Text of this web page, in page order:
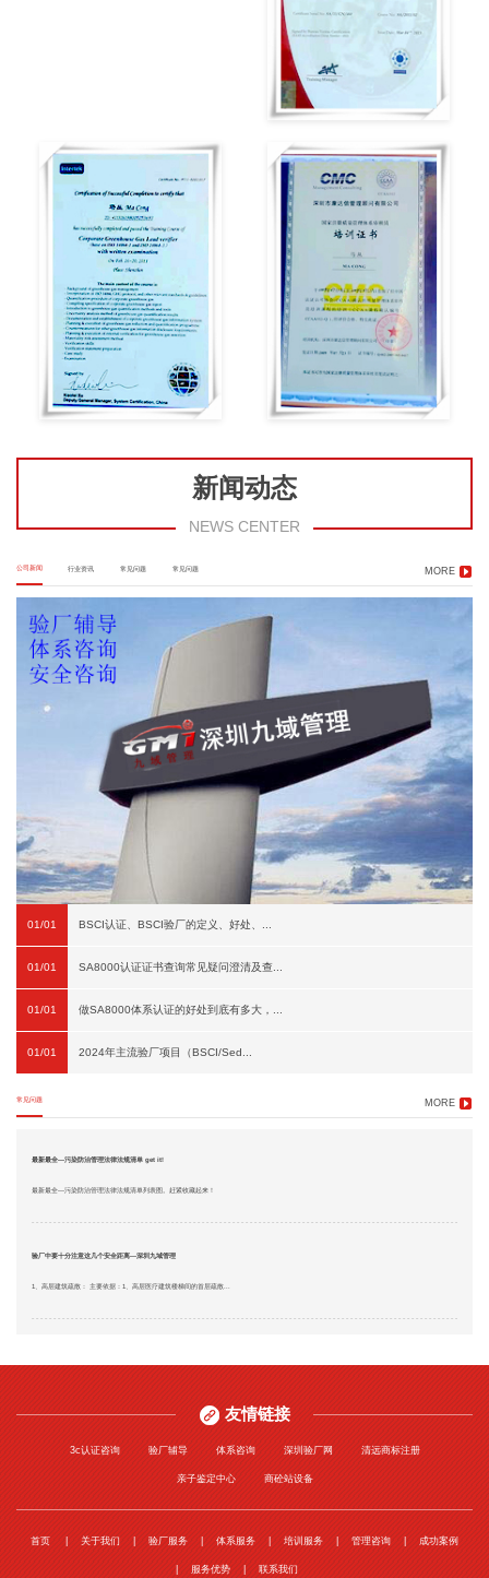
新闻动态
NEWS CENTER
公司新闻 行业资讯 常见问题 常见问题 MORE
01/01 BSCI认证、BSCI验厂的定义、好处、...
01/01 SA8000认证证书查询常见疑问澄清及查...
01/01 做SA8000体系认证的好处到底有多大，...
01/01 2024年主流验厂项目（BSCI/Sed...
常见问题 MORE
最新最全—污染防治管理法律法规清单 get it!
最新最全—污染防治管理法律法规清单列表图。赶紧收藏起来！
验厂中要十分注意这几个安全距离—深圳九域管理
1、高层建筑疏散： 主要依据：1、高层医疗建筑楼梯间的首层疏散...
友情链接
3c认证咨询 验厂辅导 体系咨询 深圳验厂网 清远商标注册
亲子鉴定中心 商砼站设备
首页 关于我们 验厂服务 体系服务 培训服务 管理咨询 成功案例
服务优势 联系我们